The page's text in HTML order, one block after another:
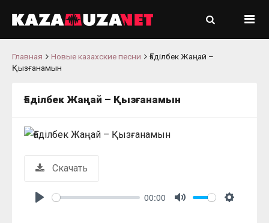
Главная Новые казахские песни
Ғаділбек Жаңай –
Қызғанамын
Ғаділбек Жаңай – Қызғанамын
Скачать
00:00